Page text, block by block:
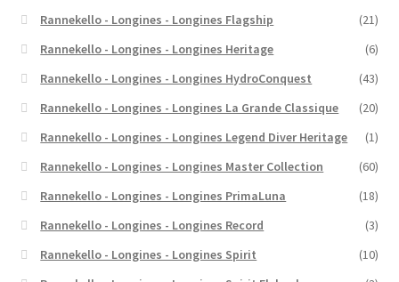
Rannekello - Longines - Longines Flagship
(21)
Rannekello - Longines - Longines Heritage
(6)
Rannekello - Longines - Longines HydroConquest
(43)
Rannekello - Longines - Longines La Grande Classique
(20)
Rannekello - Longines - Longines Legend Diver Heritage
(1)
Rannekello - Longines - Longines Master Collection
(60)
Rannekello - Longines - Longines PrimaLuna
(18)
Rannekello - Longines - Longines Record
(3)
Rannekello - Longines - Longines Spirit
(10)